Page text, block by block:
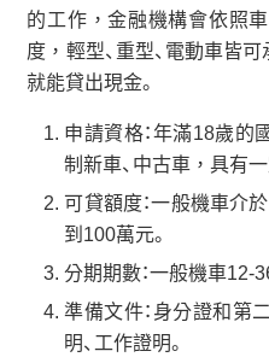
的工作，金融機構會依照
度，輕型、重型、電動車皆
就能貸出現金。
申請資格：年滿18歲的
制新車、中古車，具有一
可貸額度：一般機車介
到100萬元。
分期期數：一般機車12-
準備文件：身分證和第
明、工作證明。